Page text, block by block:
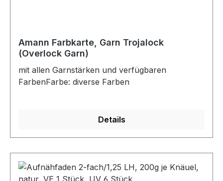
Amann Farbkarte, Garn Trojalock
(Overlock Garn)
mit allen Garnstärken und verfügbaren
FarbenFarbe: diverse Farben
Details